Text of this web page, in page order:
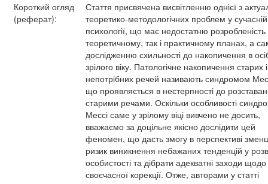
Короткий огляд
(реферат):
Стаття присвячена висвітленню однієї з
теоретико-методологічних проблем у сучасній
психології, що має недостатню розробленість
теоретичному, так і практичному планах, а
дослідженню схильності до накопичення в
зрілого віку. Патологічне накопичення старих і
непотрібних речей називають синдромом
що проявляється в нестерпності до
старими речами. Оскільки особливості
Мессі саме у зрілому віці вивчено не досить,
вважаємо за доцільне якісно дослідити цей
феномен, що дасть змогу в перспективі
ризик виникнення небажаних тенденцій у
особистості та дібрати адекватні заходи щодо
своєчасної корекції. Отже, авторами у статті